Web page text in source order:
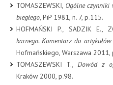
TOMASZEWSKI, Ogólne czynniki
biegłego, PiP 1981, n. 7, p.115.
HOFMAŃSKI P., SADZIK E.,
karnego. Komentarz do
Hofmańskiego, Warszawa
TOMASZEWSKI T., Dowód z
Kraków 2000, p.98.